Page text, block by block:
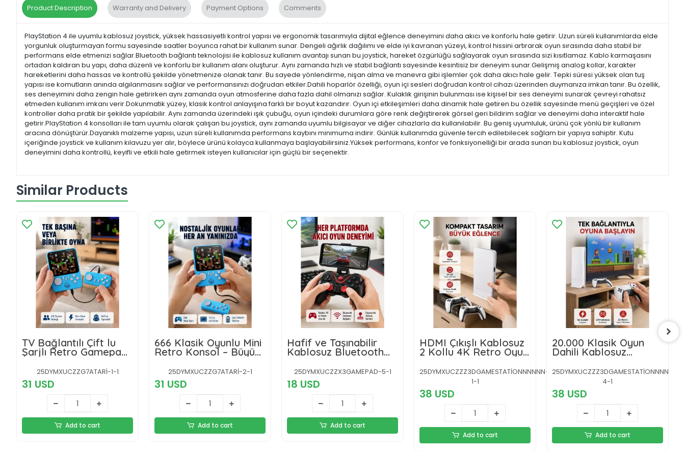
Product Description Warranty and Delivery Payment Options Comments
PlayStation 4 ile uyumlu kablosuz joystick, yüksek hassasiyetli kontrol yapısı ve ergonomik tasarımıyla dijital eğlence deneyimini daha akıcı ve konforlu hale getirir. Uzun süreli kullanımlarda elde
yorgunluk oluşturmayan formu sayesinde saatler boyunca rahat bir kullanım sunar. Dengeli ağırlık dağılımı ve elde iyi kavranan yüzeyi, kontrol hissini artırarak oyun sırasında daha stabil bir
performans elde etmenizi sağlar.Bluetooth bağlantı teknolojisi ile kablosuz kullanım avantajı sunan bu joystick, hareket özgürlüğü sağlayarak oyun sırasında sizi kısıtlamaz. Kablo karmaşasını
ortadan kaldıran bu yapı, daha düzenli ve konforlu bir kullanım alanı oluşturur. Aynı zamanda hızlı ve stabil bağlantı sayesinde kesintisiz bir deneyim sunar.Gelişmiş analog kollar, karakter
hareketlerini daha hassas ve kontrollü şekilde yönetmenize olanak tanır. Bu sayede yönlendirme, nişan alma ve manevra gibi işlemler çok daha akıcı hale gelir. Tepki süresi yüksek olan tuş
yapısı ise komutların anında algılanmasını sağlar ve performansınızı doğrudan etkiler.Dahili hoparlör özelliği, oyun içi sesleri doğrudan kontrol cihazı üzerinden duymanıza imkan tanır. Bu özellik,
ses deneyimini daha zengin hale getirirken aynı zamanda oyun atmosferine daha fazla dahil olmanızı sağlar. Kulaklık girişinin bulunması ise kişisel bir ses deneyimi sunarak çevreyi rahatsız
etmeden kullanım imkanı verir.Dokunmatik yüzey, klasik kontrol anlayışına farklı bir boyut kazandırır. Oyun içi etkileşimleri daha dinamik hale getiren bu özellik sayesinde menü geçişleri ve özel
kontroller daha pratik bir şekilde yapılabilir. Aynı zamanda üzerindeki ışık çubuğu, oyun içindeki durumlara göre renk değiştirerek görsel geri bildirim sağlar ve deneyimi daha interaktif hale
getirir.PlayStation 4 konsolları ile tam uyumlu olarak çalışan bu joystick, aynı zamanda uyumlu bilgisayar ve diğer cihazlarla da kullanılabilir. Bu geniş uyumluluk, ürünü çok yönlü bir kullanım
aracına dönüştürür.Dayanıklı malzeme yapısı, uzun süreli kullanımda performans kaybını minimuma indirir. Günlük kullanımda güvenle tercih edilebilecek sağlam bir yapıya sahiptir. Kutu
içeriğinde joystick ve kullanım kılavuzu yer alır, böylece ürünü kolayca kullanmaya başlayabilirsiniz.Yüksek performans, konfor ve fonksiyonelliği bir arada sunan bu kablosuz joystick, oyun
deneyimini daha kontrollü, keyifli ve etkili hale getirmek isteyen kullanıcılar için güçlü bir seçenektir.
Similar Products
TV Bağlantılı Çift lu
Şarjlı Retro Gamepad
Seti
25DYMXUCZZG7ATARİ-1-1
31 USD
Add to cart
666 Klasik Oyunlu Mini
Retro Konsol – Büyük
25DYMXUCZZG7ATARİ-2-1
31 USD
Add to cart
Hafif ve Taşınabilir
Kablosuz Bluetooth
25DYMXUCZZX3GAMEPAD-5-1
18 USD
Add to cart
HDMI Çıkışlı Kablosuz
2 Kollu 4K Retro Oyun
25DYMXUCZZZ3DGAMESTATİONNNNNN-
1-1
38 USD
Add to cart
20.000 Klasik Oyun
Dahili Kablosuz
25DYMXUCZZZ3DGAMESTATİONNNNNN-
4-1
38 USD
Add to cart